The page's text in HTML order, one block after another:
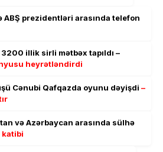
ABŞ prezidentləri arasında telefon
illik sirli mətbəx tapıldı –
heyrətləndirdi
Cənubi Qafqazda oyunu dəyişdi –
və Azərbaycan arasında sülhə
katibi